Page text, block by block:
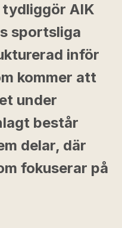
tydliggör AIK
sportsliga
inför
kommer att
under
består
delar, där
fokuserar på